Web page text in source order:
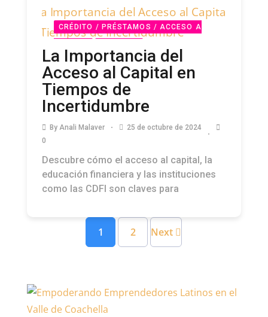
CRÉDITO / PRÉSTAMOS / ACCESO A
La Importancia del
Acceso al Capital en
Tiempos de
Incertidumbre
By Anali Malaver
25 de octubre de 2024
0
Descubre cómo el acceso al capital, la
educación financiera y las instituciones
como las CDFI son claves para
1 2 Next